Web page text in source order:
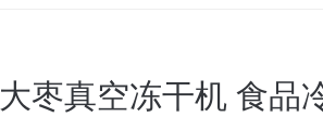
大枣真空冻干机 食品